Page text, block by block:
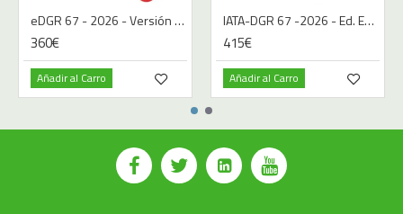
eDGR 67 - 2026 - Versión Digital - Español
360€
Añadir al Carro
IATA-DGR 67 -2026 - Ed. Español | Libro
415€
Añadir al Carro